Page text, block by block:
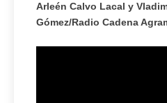
Arleén Calvo Lacal y
Gómez/Radio Cadena